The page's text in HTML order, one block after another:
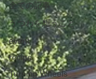
全ての記事
うつわを想うこと
event
recipe
Turning Wheels